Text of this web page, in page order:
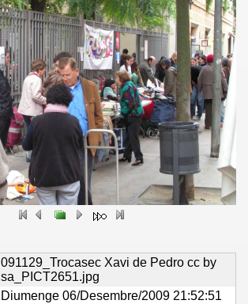
091129_Trocasec Xavi de Pedro cc by
sa_PICT2651.jpg
Diumenge 06/Desembre/2009 21:52:51